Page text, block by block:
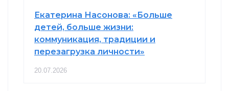
Екатерина Насонова: «Больше
детей, больше жизни:
коммуникация, традиции и
перезагрузка личности»
20.07.2026